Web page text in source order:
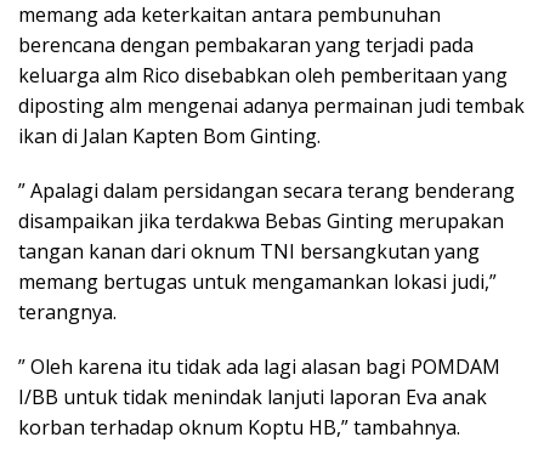
memang ada keterkaitan antara pembunuhan
berencana dengan pembakaran yang terjadi pada
keluarga alm Rico disebabkan oleh pemberitaan yang
diposting alm mengenai adanya permainan judi tembak
ikan di Jalan Kapten Bom Ginting.
” Apalagi dalam persidangan secara terang benderang
disampaikan jika terdakwa Bebas Ginting merupakan
tangan kanan dari oknum TNI bersangkutan yang
memang bertugas untuk mengamankan lokasi judi,”
terangnya.
” Oleh karena itu tidak ada lagi alasan bagi POMDAM
I/BB untuk tidak menindak lanjuti laporan Eva anak
korban terhadap oknum Koptu HB,” tambahnya.